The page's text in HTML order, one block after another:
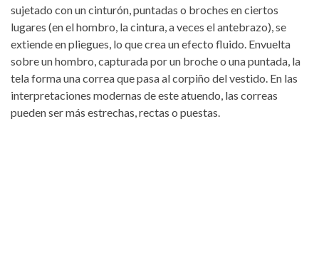
sujetado con un cinturón, puntadas o broches en ciertos
lugares (en el hombro, la cintura, a veces el antebrazo), se
extiende en pliegues, lo que crea un efecto fluido. Envuelta
sobre un hombro, capturada por un broche o una puntada, la
tela forma una correa que pasa al corpiño del vestido. En las
interpretaciones modernas de este atuendo, las correas
pueden ser más estrechas, rectas o puestas.